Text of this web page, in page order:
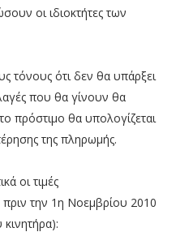
οι ιδιοκτήτες των
τόνους ότι δεν θα υπάρξει
που θα γίνουν θα
πρόστιμο θα υπολογίζεται
της πληρωμής.
οι τιμές
την 1η Νοεμβρίου 2010